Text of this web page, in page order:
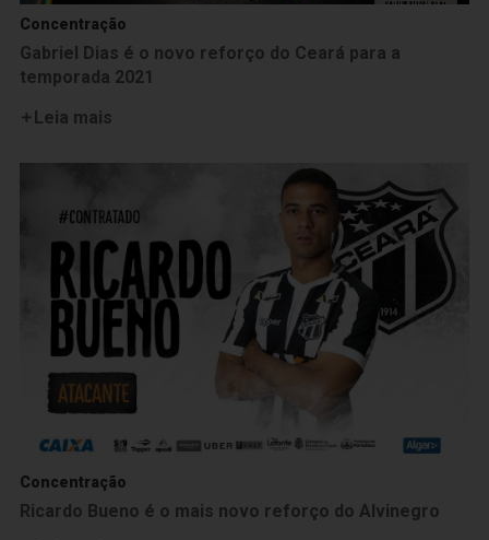
Concentração
Gabriel Dias é o novo reforço do Ceará para a
temporada 2021
Leia mais
Concentração
Ricardo Bueno é o mais novo reforço do Alvinegro